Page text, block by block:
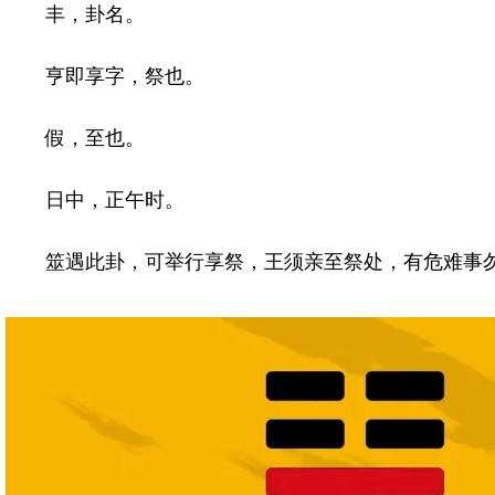
丰，卦名。
亨即享字，祭也。
假，至也。
日中，正午时。
筮遇此卦，可举行享祭，王须亲至祭处，有危难事